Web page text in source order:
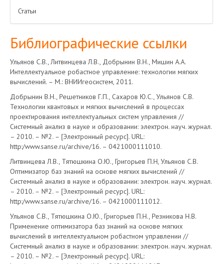
Статьи
Библиографические ссылки
Ульянов С.В., Литвинцева Л.В., Добрынин В.Н., Мишин А.А.
Интеллектуальное робастное управление: технологии мягких
вычислений. – М.: ВНИИгеосистем, 2011.
Добрынин В.Н., Решетников Г.П., Сахаров Ю.С., Ульянов С.В.
Технологии квантовых и мягких вычислений в процессах
проектирования интеллектуальных систем управления //
Системный анализ в науке и образовании: электрон. науч. журнал.
– 2010. – №2. – [Электронный ресурс]. URL:
http:/www.sanse.ru/archive/16. – 0421000111010.
Литвинцева Л.В., Тятюшкина О.Ю., Григорьев П.Н, Ульянов С.В.
Оптимизатор баз знаний на основе мягких вычислений //
Системный анализ в науке и образовании: электрон. науч. журнал.
– 2010. – №2. – [Электронный ресурс]. URL:
http:/www.sanse.ru/archive/16. – 0421000111012.
Ульянов С.В., Тятюшкина О.Ю., Григорьев П.Н., Резникова Н.В.
Применение оптимизатора баз знаний на основе мягких
вычислений в интеллектуальном робастном управлении //
Системный анализ в науке и образовании: электрон. науч. журнал.
– 2010. – №2. – [Электронный ресурс]. URL: